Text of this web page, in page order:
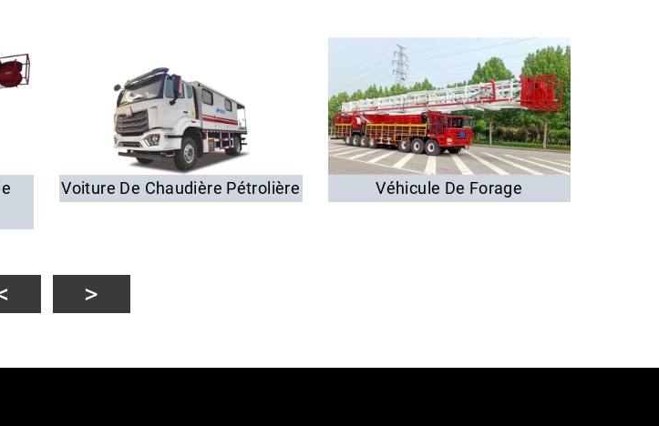
Voiture De Chaudière Pétrolière Véhicule De Forage